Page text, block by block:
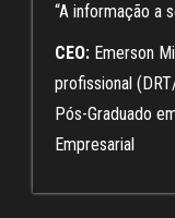
“A informação a
CEO: Emerson
profissional
Pós-Graduado
Empresarial